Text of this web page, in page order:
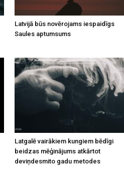
Latvijā būs novērojams iespaidīgs
Saules aptumsums
Latgalē vairākiem kungiem bēdīgi
beidzas mēģinājums atkārtot
deviņdesmito gadu metodes